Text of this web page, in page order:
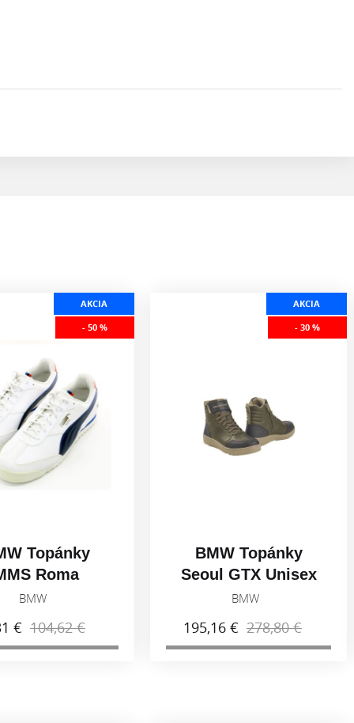
AKCIA
- 50 %
Topánky
Roma
BMW
€ 104,62 €
AKCIA
- 30 %
BMW Topánky
Seoul GTX Unisex
Zelená 2025
BMW
195,16 € 278,80 €